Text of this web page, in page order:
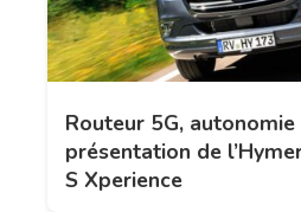
Routeur 5G,
présentation de
S Xperience